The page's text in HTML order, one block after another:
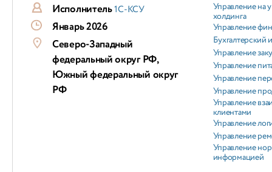
Исполнитель1С-КСУ
Январь 2026
Северо-Западный
федеральный округ РФ,
Южный федеральный округ
РФ
Управление на
холдинга
Управление
Бухгалтерский
Управление
Управление
Управление
Управление
Управление
клиентами
Управление
Управление
Управление
информацией